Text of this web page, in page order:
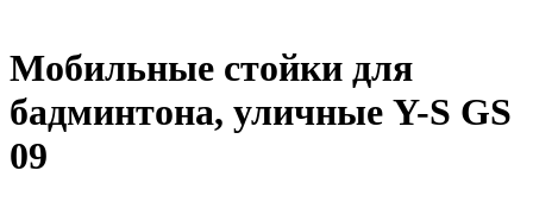
Мобильные стойки для
бадминтона, уличные Y-S GS
09